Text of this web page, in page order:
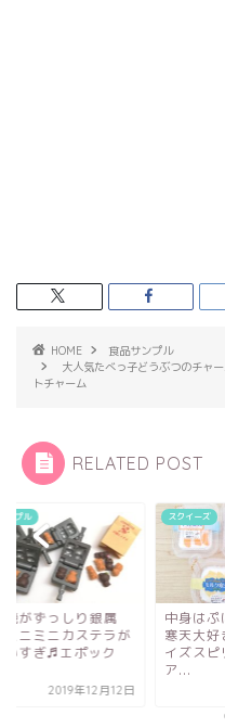
HOME
食品サンプル
大人気たべっ子どうぶつのチャ
トチャーム
RELATED POST
ーズ
はぷにぷに…？牛乳
大好きな人必見！ト
スピリッツ♡超リ
2022年10月28日
食品サンプル
スイカバ
くなど！
インナッ